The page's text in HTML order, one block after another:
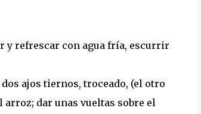
y refrescar con agua fría, escurrir
ajos tiernos, troceado, (el otro
dar unas vueltas sobre el